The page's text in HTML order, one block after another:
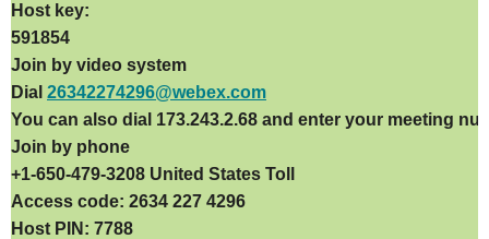
Host key:
591854
Join by video system
Dial 26342274296@webex.com
You can also dial 173.243.2.68 and enter your meeting
Join by phone
+1-650-479-3208 United States Toll
Access code: 2634 227 4296
Host PIN: 7788